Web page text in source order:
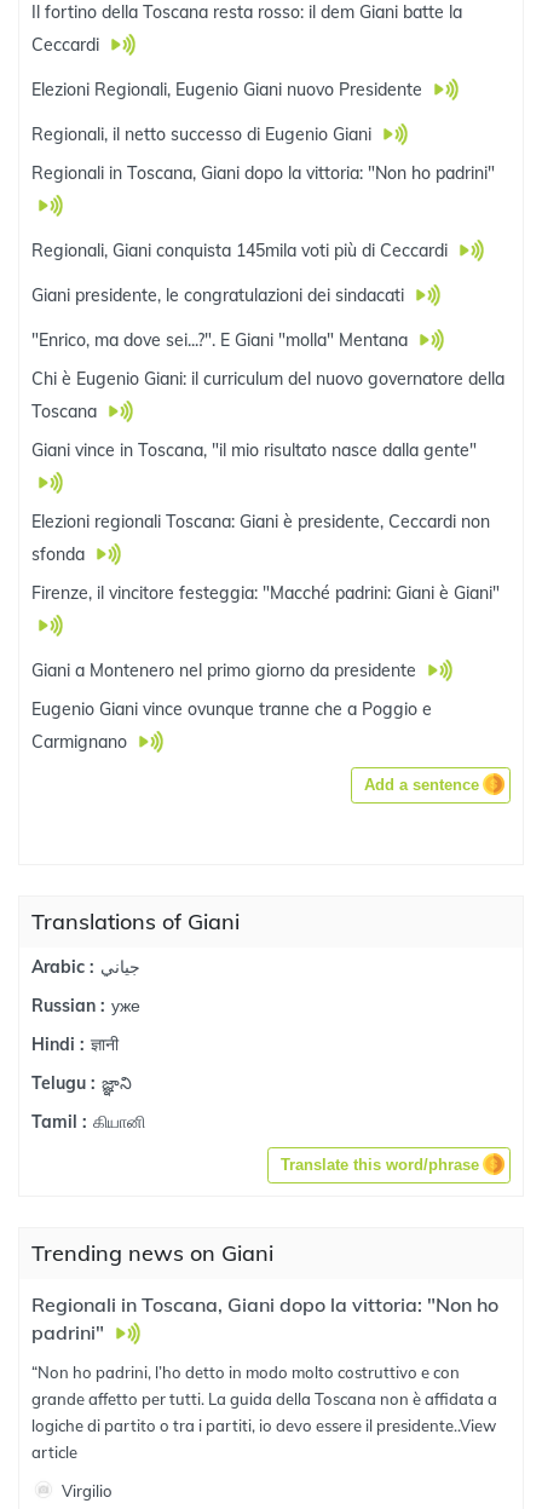
Il fortino della Toscana resta rosso: il dem Giani batte la
Ceccardi
Elezioni Regionali, Eugenio Giani nuovo Presidente
Regionali, il netto successo di Eugenio Giani
Regionali in Toscana, Giani dopo la vittoria: "Non ho padrini"
Regionali, Giani conquista 145mila voti più di Ceccardi
Giani presidente, le congratulazioni dei sindacati
"Enrico, ma dove sei...?". E Giani "molla" Mentana
Chi è Eugenio Giani: il curriculum del nuovo governatore della
Toscana
Giani vince in Toscana, "il mio risultato nasce dalla gente"
Elezioni regionali Toscana: Giani è presidente, Ceccardi non
sfonda
Firenze, il vincitore festeggia: "Macché padrini: Giani è Giani"
Giani a Montenero nel primo giorno da presidente
Eugenio Giani vince ovunque tranne che a Poggio e
Carmignano
Add a sentence
Translations of Giani
Arabic : جياني
Russian : уже
Hindi : ज्ञानी
Telugu : జ్ఞాని
Tamil : கியானி
Translate this word/phrase
Trending news on Giani
Regionali in Toscana, Giani dopo la vittoria: "Non ho
padrini"
“Non ho padrini, l’ho detto in modo molto costruttivo e con
grande affetto per tutti. La guida della Toscana non è affidata a
logiche di partito o tra i partiti, io devo essere il presidente..View
article
Virgilio